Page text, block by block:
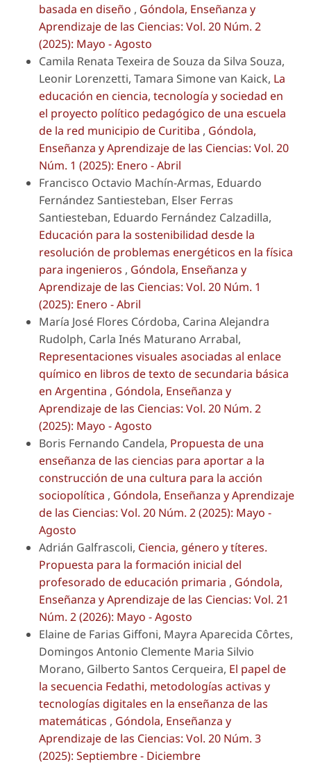
basada en diseño , Góndola, Enseñanza y
Aprendizaje de las Ciencias: Vol. 20 Núm. 2
(2025): Mayo - Agosto
Camila Renata Texeira de Souza da Silva Souza,
Leonir Lorenzetti, Tamara Simone van Kaick, La
educación en ciencia, tecnología y sociedad en
el proyecto político pedagógico de una escuela
de la red municipio de Curitiba , Góndola,
Enseñanza y Aprendizaje de las Ciencias: Vol. 20
Núm. 1 (2025): Enero - Abril
Francisco Octavio Machín-Armas, Eduardo
Fernández Santiesteban, Elser Ferras
Santiesteban, Eduardo Fernández Calzadilla,
Educación para la sostenibilidad desde la
resolución de problemas energéticos en la física
para ingenieros , Góndola, Enseñanza y
Aprendizaje de las Ciencias: Vol. 20 Núm. 1
(2025): Enero - Abril
María José Flores Córdoba, Carina Alejandra
Rudolph, Carla Inés Maturano Arrabal,
Representaciones visuales asociadas al enlace
químico en libros de texto de secundaria básica
en Argentina , Góndola, Enseñanza y
Aprendizaje de las Ciencias: Vol. 20 Núm. 2
(2025): Mayo - Agosto
Boris Fernando Candela, Propuesta de una
enseñanza de las ciencias para aportar a la
construcción de una cultura para la acción
sociopolítica , Góndola, Enseñanza y Aprendizaje
de las Ciencias: Vol. 20 Núm. 2 (2025): Mayo -
Agosto
Adrián Galfrascoli, Ciencia, género y títeres.
Propuesta para la formación inicial del
profesorado de educación primaria , Góndola,
Enseñanza y Aprendizaje de las Ciencias: Vol. 21
Núm. 2 (2026): Mayo - Agosto
Elaine de Farias Giffoni, Mayra Aparecida Côrtes,
Domingos Antonio Clemente Maria Silvio
Morano, Gilberto Santos Cerqueira, El papel de
la secuencia Fedathi, metodologías activas y
tecnologías digitales en la enseñanza de las
matemáticas , Góndola, Enseñanza y
Aprendizaje de las Ciencias: Vol. 20 Núm. 3
(2025): Septiembre - Diciembre